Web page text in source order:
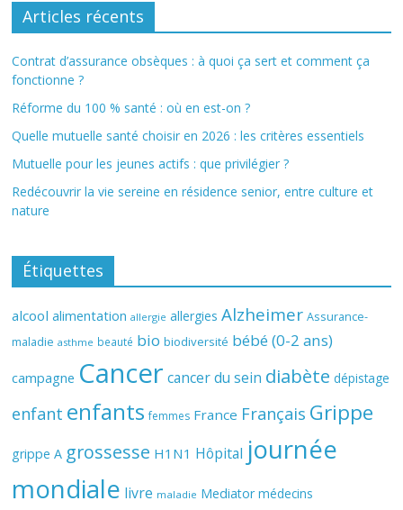
Articles récents
Contrat d’assurance obsèques : à quoi ça sert et comment ça
fonctionne ?
Réforme du 100 % santé : où en est-on ?
Quelle mutuelle santé choisir en 2026 : les critères essentiels
Mutuelle pour les jeunes actifs : que privilégier ?
Redécouvrir la vie sereine en résidence senior, entre culture et
nature
Étiquettes
alcool alimentation allergie allergies Alzheimer Assurance-
maladie asthme beauté bio biodiversité bébé (0-2 ans)
campagne Cancer cancer du sein diabète dépistage
enfant enfants femmes France Français Grippe
grippe A grossesse H1N1 Hôpital journée
mondiale livre maladie Mediator médecins